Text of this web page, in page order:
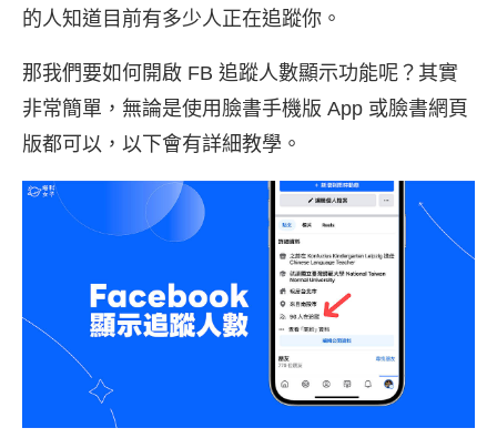
的人知道目前有多少人正在追蹤你。
那我們要如何開啟 FB 追蹤人數顯示功能呢？其實
非常簡單，無論是使用臉書手機版 App 或臉書網頁
版都可以，以下會有詳細教學。